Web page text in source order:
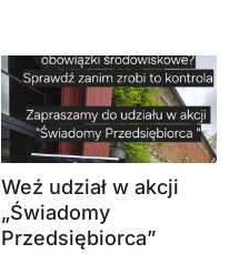
Weź udział w akcji
„Świadomy
Przedsiębiorca”